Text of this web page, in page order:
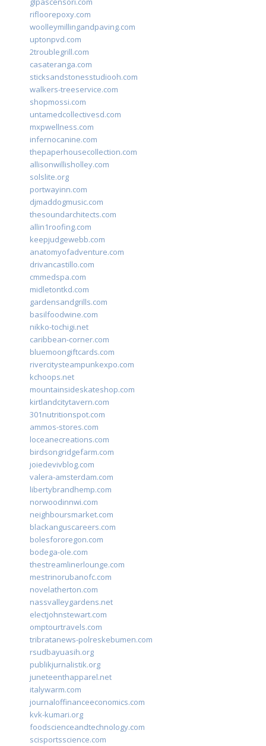
rifloorepoxy.com
woolleymillingandpaving.com
uptonpvd.com
2troublegrill.com
casateranga.com
sticksandstonesstudiooh.com
walkers-treeservice.com
shopmossi.com
untamedcollectivesd.com
mxpwellness.com
infernocanine.com
thepaperhousecollection.com
allisonwillisholley.com
solslite.org
portwayinn.com
djmaddogmusic.com
thesoundarchitects.com
allin1roofing.com
keepjudgewebb.com
anatomyofadventure.com
drivancastillo.com
cmmedspa.com
midletontkd.com
gardensandgrills.com
basilfoodwine.com
nikko-tochigi.net
caribbean-corner.com
bluemoongiftcards.com
rivercitysteampunkexpo.com
kchoops.net
mountainsideskateshop.com
kirtlandcitytavern.com
301nutritionspot.com
ammos-stores.com
loceanecreations.com
birdsongridgefarm.com
joiedevivblog.com
valera-amsterdam.com
libertybrandhemp.com
norwoodinnwi.com
neighboursmarket.com
blackanguscareers.com
bolesfororegon.com
bodega-ole.com
thestreamlinerlounge.com
mestrinorubanofc.com
novelatherton.com
nassvalleygardens.net
electjohnstewart.com
omptourtravels.com
tribratanews-polreskebumen.com
rsudbayuasih.org
publikjurnalistik.org
juneteenthapparel.net
italywarm.com
journaloffinanceeconomics.com
kvk-kumari.org
foodscienceandtechnology.com
scisportsscience.com